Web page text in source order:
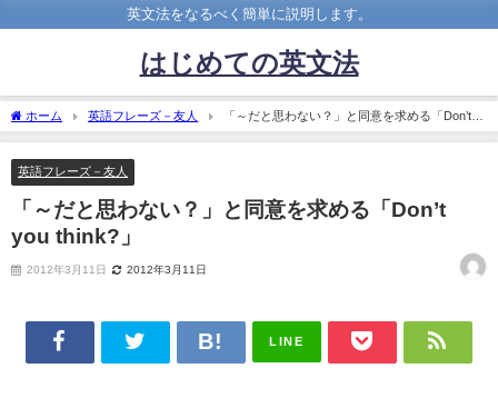
英文法をなるべく簡単に説明します。
はじめての英文法
ホーム 英語フレーズ－友人
「～だと思わない？」と同意を求める「Don’t
you think?」
英語フレーズ－友人
「～だと思わない？」と同意を求める「Don’t
you think?」
2012年3月11日 2012年3月11日
LINE